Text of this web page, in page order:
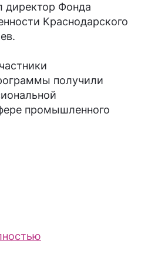
директор Фонда
Краснодарского
получили
промышленного